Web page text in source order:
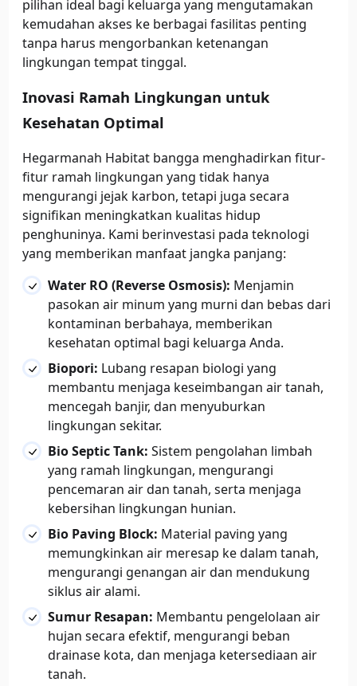
pilihan ideal bagi keluarga yang mengutamakan
kemudahan akses ke berbagai fasilitas penting
tanpa harus mengorbankan ketenangan
lingkungan tempat tinggal.
Inovasi Ramah Lingkungan untuk
Kesehatan Optimal
Hegarmanah Habitat bangga menghadirkan fitur-
fitur ramah lingkungan yang tidak hanya
mengurangi jejak karbon, tetapi juga secara
signifikan meningkatkan kualitas hidup
penghuninya. Kami berinvestasi pada teknologi
yang memberikan manfaat jangka panjang:
Water RO (Reverse Osmosis): Menjamin
pasokan air minum yang murni dan bebas dari
kontaminan berbahaya, memberikan
kesehatan optimal bagi keluarga Anda.
Biopori: Lubang resapan biologi yang
membantu menjaga keseimbangan air tanah,
mencegah banjir, dan menyuburkan
lingkungan sekitar.
Bio Septic Tank: Sistem pengolahan limbah
yang ramah lingkungan, mengurangi
pencemaran air dan tanah, serta menjaga
kebersihan lingkungan hunian.
Bio Paving Block: Material paving yang
memungkinkan air meresap ke dalam tanah,
mengurangi genangan air dan mendukung
siklus air alami.
Sumur Resapan: Membantu pengelolaan air
hujan secara efektif, mengurangi beban
drainase kota, dan menjaga ketersediaan air
tanah.